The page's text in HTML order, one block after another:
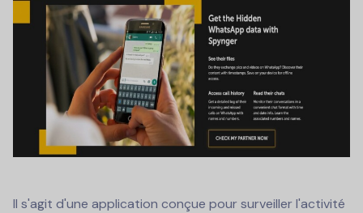
Il s'agit d'une application conçue pour surveiller l'activité